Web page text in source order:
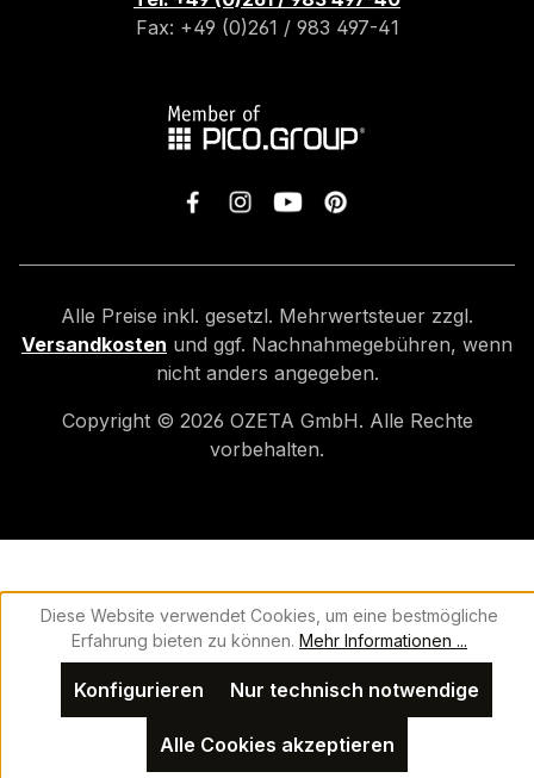
Fax: +49 (0)261 / 983 497-41
Alle Preise inkl. gesetzl. Mehrwertsteuer zzgl.
Versandkosten und ggf. Nachnahmegebühren, wenn
nicht anders angegeben.
Copyright © 2026 OZETA GmbH. Alle Rechte
vorbehalten.
Diese Website verwendet Cookies, um eine bestmögliche
Erfahrung bieten zu können. Mehr Informationen ...
Nur technisch notwendige
Konfigurieren
Alle Cookies akzeptieren